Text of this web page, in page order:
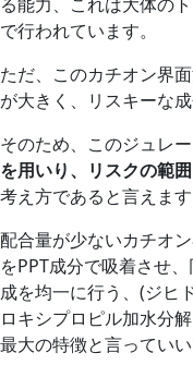
で行われています。
ただ、このカチオン界
が大きく、リスキーな
そのため、このジュレ
を用いり、リスクの範
考え方であると言えます
配合量が少ないカチオ
をPPT成分で吸着させ
成を均一に行う、(ジヒ
ロキシプロピル加水分
最大の特徴と言っていい